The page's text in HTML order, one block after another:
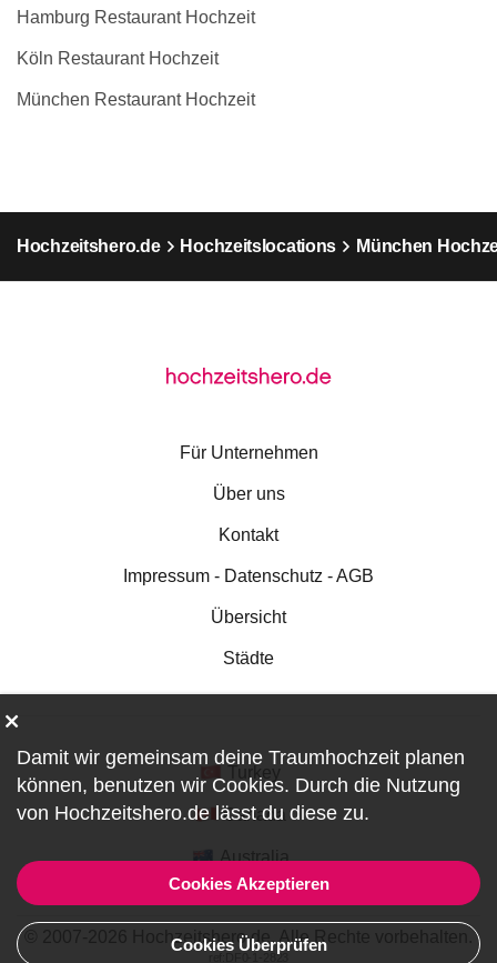
Hamburg Restaurant Hochzeit
Köln Restaurant Hochzeit
München Restaurant Hochzeit
Hochzeitshero.de Hochzeitslocations München
Für Unternehmen
Über uns
Kontakt
Impressum - Datenschutz - AGB
Übersicht
Städte
Canada
Australia
© 2007-2026 Hochzeitshero.de. Alle Rechte vorbehalten.
ref:DF0-1-2823
Damit wir gemeinsam deine Traumhochzeit planen
können, benutzen wir Cookies. Durch die Nutzung
von Hochzeitshero.de lässt du diese zu.
Cookies Akzeptieren
Cookies Überprüfen